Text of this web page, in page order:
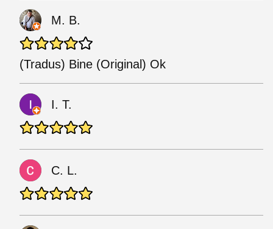
M. B.
(Tradus) Bine (Original) Ok
I. T.
C. L.